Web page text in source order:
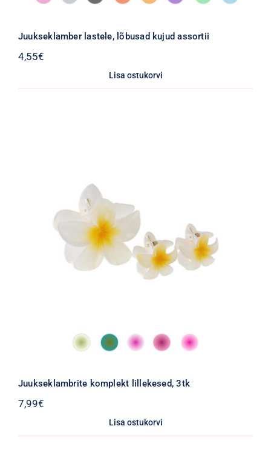
Juukseklamber lastele, lõbusad kujud assortii
4,55€
Lisa ostukorvi
Juukseklambrite komplekt lillekesed, 3tk
7,99€
Lisa ostukorvi